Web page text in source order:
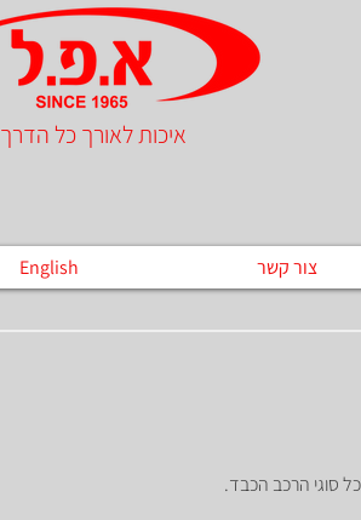
איכות לאורך כל הדרך
English צור קשר